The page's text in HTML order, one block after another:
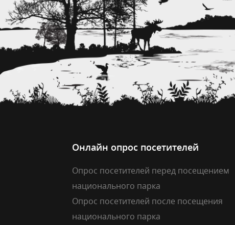
Онлайн опрос посетителей
Опрос посетителей перед посещением
национального парка
Опрос посетителей после посещения
национального парка